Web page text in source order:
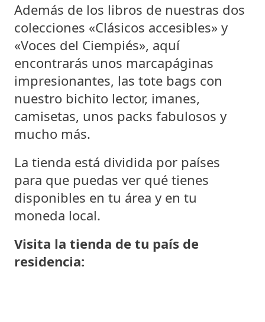
Además de los libros de nuestras dos
colecciones «Clásicos accesibles» y
«Voces del Ciempiés», aquí
encontrarás unos marcapáginas
impresionantes, las tote bags con
nuestro bichito lector, imanes,
camisetas, unos packs fabulosos y
mucho más.
La tienda está dividida por países
para que puedas ver qué tienes
disponibles en tu área y en tu
moneda local.
Visita la tienda de tu país de
residencia: